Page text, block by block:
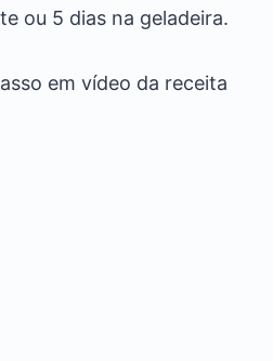
ou 5 dias na geladeira.
em vídeo da receita